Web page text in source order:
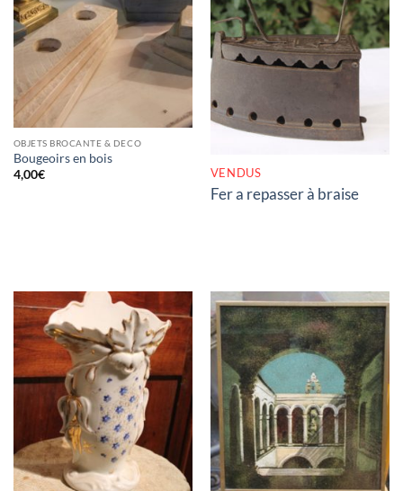
OBJETS BROCANTE & DECO
Bougeoirs en bois
4,00€
RUPTURE DE STOCK
VENDUS
Fer a repasser à braise